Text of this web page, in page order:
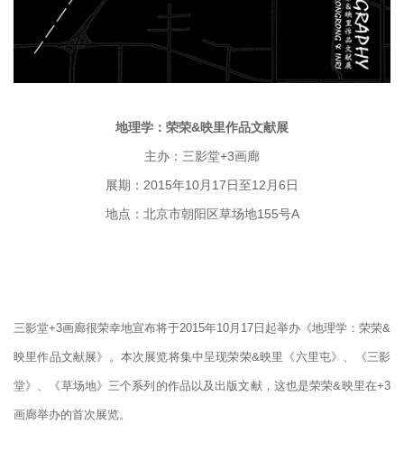
地理学：荣荣&映里作品文献展
主办：三影堂+3画廊
展期： 2015年10 月 17 日至 12 月 6 日
地点：北京市朝阳区草场地155号A
三影堂+3画廊很荣幸地宣布将于2015年10 月 17 日起举办《地理学：荣荣&
映里作品文献展》。本次展览将集中呈现荣荣&映里《六里屯》、《三影
堂》、《草场地》三个系列的作品以及出版文献，这也是荣荣& 映里在+3
画廊举办的首次展览。